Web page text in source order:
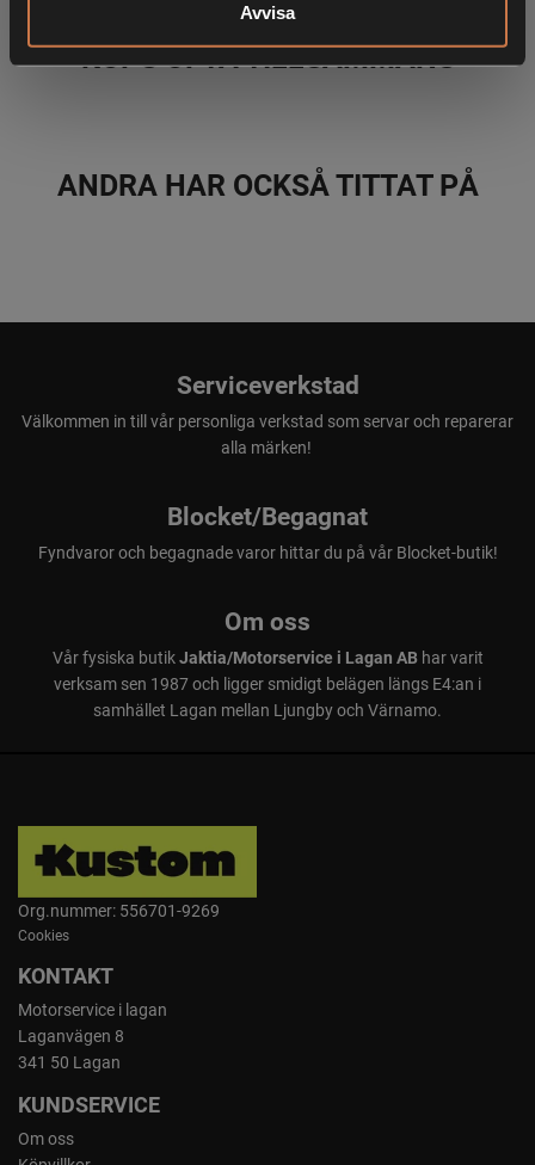
Avvisa
KÖPS OFTA TILLSAMMANS
ANDRA HAR OCKSÅ TITTAT PÅ
Serviceverkstad
Välkommen in till vår personliga verkstad som servar och reparerar
alla märken!
Blocket/Begagnat
Fyndvaror och begagnade varor hittar du på vår Blocket-butik!
Om oss
Vår fysiska butikJaktia/Motorservice i Lagan ABhar varit
verksam sen 1987 och ligger smidigt belägen längs E4:an i
samhället Lagan mellan Ljungby och Värnamo.
Org.nummer: 556701-9269
Cookies
KONTAKT
Motorservice i lagan
Laganvägen 8
341 50 Lagan
KUNDSERVICE
Om oss